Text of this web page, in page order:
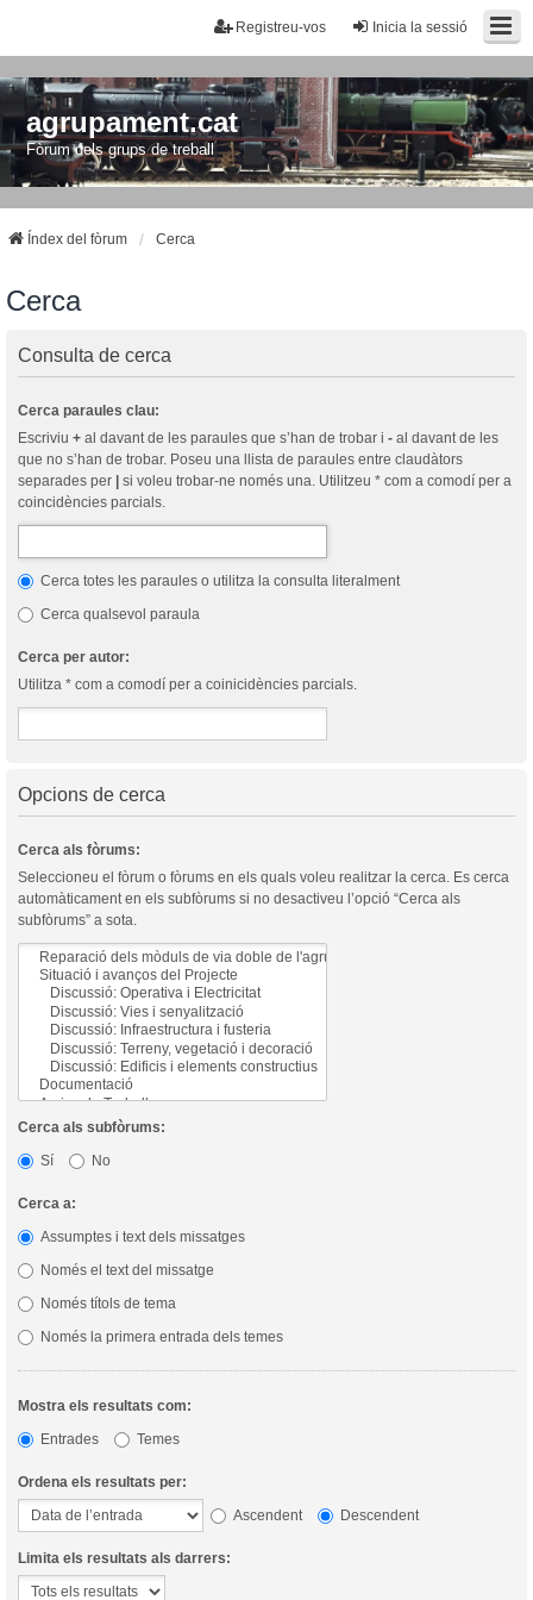
Inicia la sessió
Registreu-vos
agrupament.cat
Fòrum dels grups de treball
Índex del fòrum Cerca
Cerca
Consulta de cerca
Cerca paraules clau:
Escriviu + al davant de les paraules que s’han de trobar i - al davant de les
que no s’han de trobar. Poseu una llista de paraules entre claudàtors
separades per | si voleu trobar-ne només una. Utilitzeu * com a comodí per a
coincidències parcials.
Cerca totes les paraules o utilitza la consulta literalment
Cerca qualsevol paraula
Cerca per autor:
Utilitza * com a comodí per a coinicidències parcials.
Opcions de cerca
Cerca als fòrums:
Seleccioneu el fòrum o fòrums en els quals voleu realitzar la cerca. Es cerca
automàticament en els subfòrums si no desactiveu l’opció “Cerca als
subfòrums” a sota.
Cerca als subfòrums:
Sí
No
Cerca a:
Assumptes i text dels missatges
Només el text del missatge
Només títols de tema
Només la primera entrada dels temes
Mostra els resultats com:
Entrades
Temes
Ordena els resultats per:
Ascendent
Descendent
Limita els resultats als darrers: